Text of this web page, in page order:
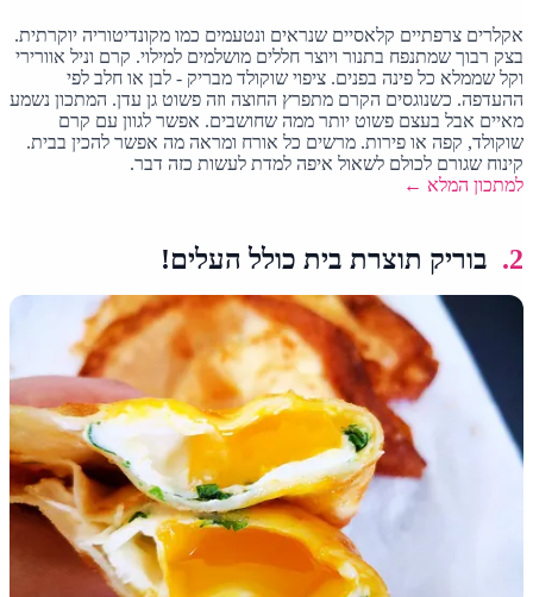
אקלרים צרפתיים קלאסיים שנראים ונטעמים כמו מקונדיטוריה יוקרתית.
בצק רבוך שמתנפח בתנור ויוצר חללים מושלמים למילוי. קרם וניל אוורירי
וקל שממלא כל פינה בפנים. ציפוי שוקולד מבריק - לבן או חלב לפי
ההעדפה. כשנוגסים הקרם מתפרץ החוצה וזה פשוט גן עדן. המתכון נשמע
מאיים אבל בעצם פשוט יותר ממה שחושבים. אפשר לגוון עם קרם
שוקולד, קפה או פירות. מרשים כל אורח ומראה מה אפשר להכין בבית.
קינוח שגורם לכולם לשאול איפה למדת לעשות כזה דבר.
למתכון המלא ←
2. בוריק תוצרת בית כולל העלים!